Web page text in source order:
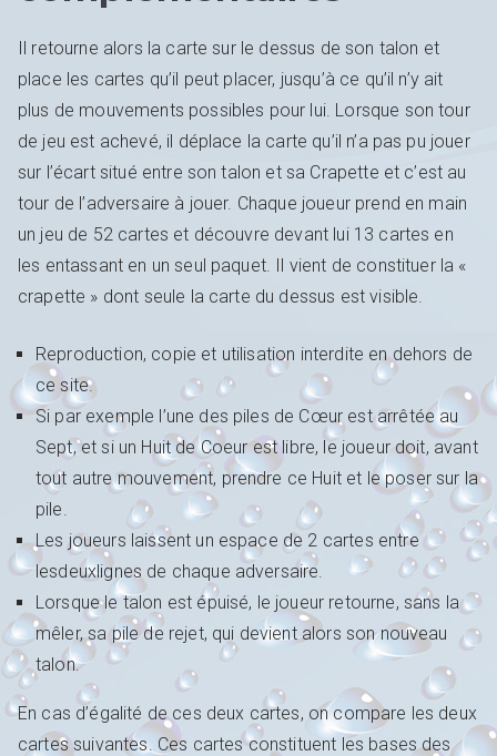
Il retourne alors la carte sur le dessus de son talon et
place les cartes qu’il peut placer, jusqu’à ce qu’il n’y ait
plus de mouvements possibles pour lui. Lorsque son tour
de jeu est achevé, il déplace la carte qu’il n’a pas pu jouer
sur l’écart situé entre son talon et sa Crapette et c’est au
tour de l’adversaire à jouer. Chaque joueur prend en main
un jeu de 52 cartes et découvre devant lui 13 cartes en
les entassant en un seul paquet. Il vient de constituer la «
crapette » dont seule la carte du dessus est visible.
Reproduction, copie et utilisation interdite en dehors de
ce site.
Si par exemple l’une des piles de Cœur est arrêtée au
Sept, et si un Huit de Coeur est libre, le joueur doit, avant
tout autre mouvement, prendre ce Huit et le poser sur la
pile.
Les joueurs laissent un espace de 2 cartes entre
lesdeuxlignes de chaque adversaire.
Lorsque le talon est épuisé, le joueur retourne, sans la
mêler, sa pile de rejet, qui devient alors son nouveau
talon.
En cas d’égalité de ces deux cartes, on compare les deux
cartes suivantes. Ces cartes constituent les bases des